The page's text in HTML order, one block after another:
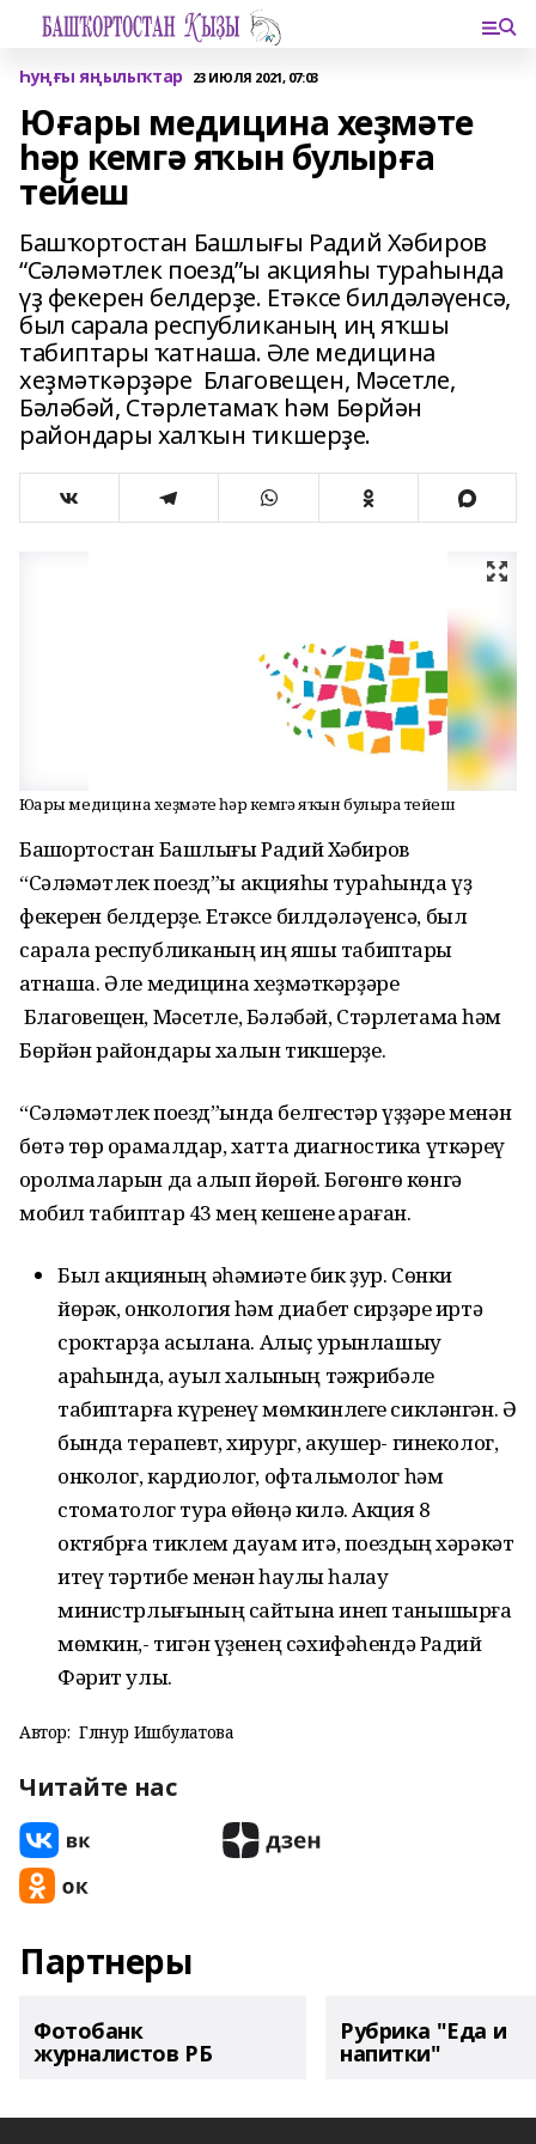
Һуңғы яңылыҡтар 23 ИЮЛЯ 2021, 07:03
Юғары медицина хеҙмәте
һәр кемгә яҡын булырға
тейеш
Башҡортостан Башлығы Радий Хәбиров
“Сәләмәтлек поезд”ы акцияһы тураһында
үҙ фекерен белдерҙе. Етәксе билдәләүенсә,
был сарала республиканың иң яҡшы
табиптары ҡатнаша. Әле медицина
хеҙмәткәрҙәре Благовещен, Мәсетле,
Бәләбәй, Стәрлетамаҡ һәм Бөрйән
райондары халҡын тикшерҙе.
Юғары медицина хеҙмәте һәр кемгә яҡын булырға тейеш
Башҡортостан Башлығы Радий Хәбиров
“Сәләмәтлек поезд”ы акцияһы тураһында үҙ
фекерен белдерҙе. Етәксе билдәләүенсә, был
сарала республиканың иң яҡшы табиптары
ҡатнаша. Әле медицина хеҙмәткәрҙәре
Благовещен, Мәсетле, Бәләбәй, Стәрлетамаҡ һәм
Бөрйән райондары халҡын тикшерҙе.
“Сәләмәтлек поезд”ында белгестәр үҙҙәре менән
бөтә төр ҡорамалдар, хатта диагностика үткәреү
ҡоролмаларын да алып йөрөй. Бөгөнгө көнгә
мобил табиптар 43 мең кешене ҡараған.
Был акцияның әһәмиәте бик ҙур. Сөнки
йөрәк, онкология һәм диабет сирҙәре иртә
сроктарҙа асыҡлана. Алыҫ урынлашыу
арҡаһында, ауыл халҡының тәжрибәле
табиптарға күренеү мөмкинлеге сикләнгән. Ә
бында терапевт, хирург, акушер- гинеколог,
онколог, кардиолог, офтальмолог һәм
стоматолог тура өйөңә килә. Акция 8
октябрға тиклем дауам итә, поездың хәрәкәт
итеү тәртибе менән һаулыҡ һаҡлау
министрлығының сайтына инеп танышырға
мөмкин,- тигән үҙенең сәхифәһендә Радий
Фәрит улы.
Автор: Гөлнур Ишбулатова
Читайте нас
Партнеры
Фотобанк
журналистов РБ
Рубрика "Еда и
напитки"